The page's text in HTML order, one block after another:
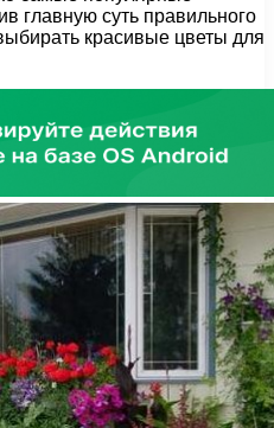
главную суть правильного
красивые цветы для